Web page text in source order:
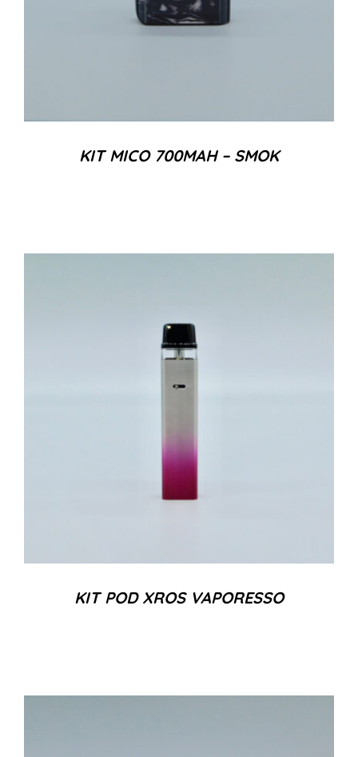
KIT MICO 700MAH – SMOK
KIT POD XROS VAPORESSO